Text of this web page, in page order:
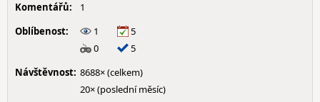
Komentářů:
1
Oblíbenost:
1
5
0
5
Návštěvnost: 8688× (celkem)
20× (poslední měsíc)